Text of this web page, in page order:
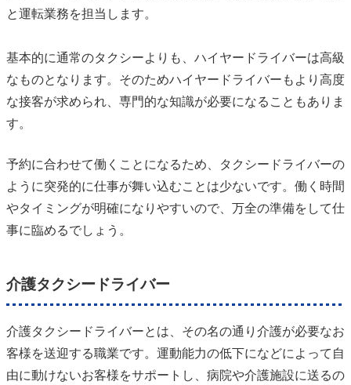
と運転業務を担当します。
基本的に通常のタクシーよりも、ハイヤードライバーは高級
なものとなります。そのためハイヤードライバーもより高度
な接客が求められ、専門的な知識が必要になることもありま
す。
予約に合わせて働くことになるため、タクシードライバーの
ように突発的に仕事が舞い込むことは少ないです。働く時間
やタイミングが明確になりやすいので、万全の準備をして仕
事に臨めるでしょう。
介護タクシードライバー
介護タクシードライバーとは、その名の通り介護が必要なお
客様を送迎する職業です。運動能力の低下になどによって自
由に動けないお客様をサポートし、病院や介護施設に送るの